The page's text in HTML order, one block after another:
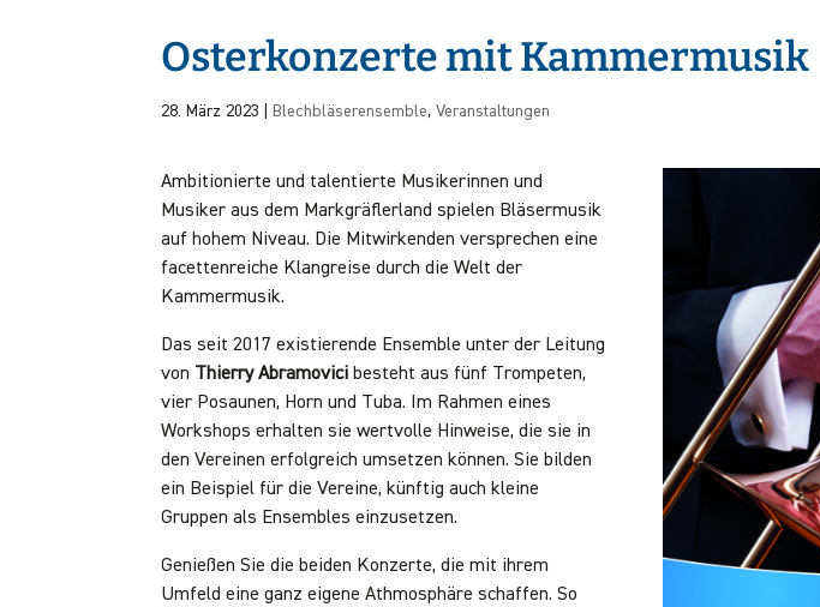
Osterkonzerte mit Kammermusik
28. März 2023 Blechbläserensemble,Veranstaltungen
Ambitionierte und talentierte Musikerinnen und
Musiker aus dem Markgräflerland spielen Bläsermusik
auf hohem Niveau. Die Mitwirkenden versprechen eine
facettenreiche Klangreise durch die Welt der
Kammermusik.
Das seit 2017 existierende Ensemble unter der Leitung
von Thierry Abramovici besteht aus fünf Trompeten,
vier Posaunen, Horn und Tuba. Im Rahmen eines
Workshops erhalten sie wertvolle Hinweise, die sie in
den Vereinen erfolgreich umsetzen können. Sie bilden
ein Beispiel für die Vereine, künftig auch kleine
Gruppen als Ensembles einzusetzen.
Genießen Sie die beiden Konzerte, die mit ihrem
Umfeld eine ganz eigene Athmosphäre schaffen. So